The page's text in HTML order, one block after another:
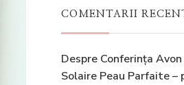
COMENTARII
Despre Conferința
Solaire Peau Parfaite –